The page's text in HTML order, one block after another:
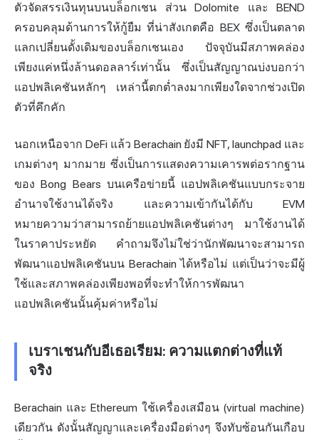
ตัวจัดสรรเงินทุนบนบล็อกเชน ส่วน Dolomite และ BEND
ครอบคลุมด้านการให้กู้ยืม ที่น่าสังเกตคือ BEX ซึ่งเป็นตลาด
แลกเปลี่ยนดั้งเดิมของบล็อกเชนเอง ปัจจุบันมีสภาพคล่อง
เพียงแค่หนึ่งล้านดอลลาร์เท่านั้น ซึ่งเป็นสัญญาณบ่งบอกว่า
แอปพลิเคชันหลักๆ เหล่านี้ตกต่ำลงมากเพียงใดจากช่วงเปิด
ตัวที่คึกคัก
นอกเหนือจาก DeFi แล้ว Berachain ยังมี NFT, launchpad และ
เกมต่างๆ มากมาย ซึ่งเป็นการแสดงความเคารพต่อรากฐาน
ของ Bong Bears บนเครือข่ายนี้ แอปพลิเคชันแบบกระจาย
อำนาจใช้งานได้จริง และความเข้ากันได้กับ EVM
หมายความว่าสามารถย้ายแอปพลิเคชันต่างๆ มาใช้งานได้
ในราคาประหยัด คำถามจึงไม่ใช่ว่านักพัฒนาจะสามารถ
พัฒนาแอปพลิเคชันบน Berachain ได้หรือไม่ แต่เป็นว่าจะมีผู้
ใช้และสภาพคล่องเพียงพอที่จะทำให้การพัฒนา
แอปพลิเคชันนั้นคุ้มค่าหรือไม่
เบราเชนกับอีเธอเรียม: ความแตกต่างที่แท้
จริง
Berachain และ Ethereum ใช้เครื่องเสมือน (virtual machine)
เดียวกัน ดังนั้นสัญญาและเครื่องมือต่างๆ จึงทับซ้อนกันเกือบ